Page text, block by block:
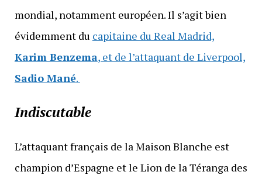
mondial, notamment européen. Il s’agit bien
évidemment du capitaine du Real Madrid,
Karim Benzema, et de l’attaquant de Liverpool,
Sadio Mané.
Indiscutable
L’attaquant français de la Maison Blanche est
champion d’Espagne et le Lion de la Téranga des